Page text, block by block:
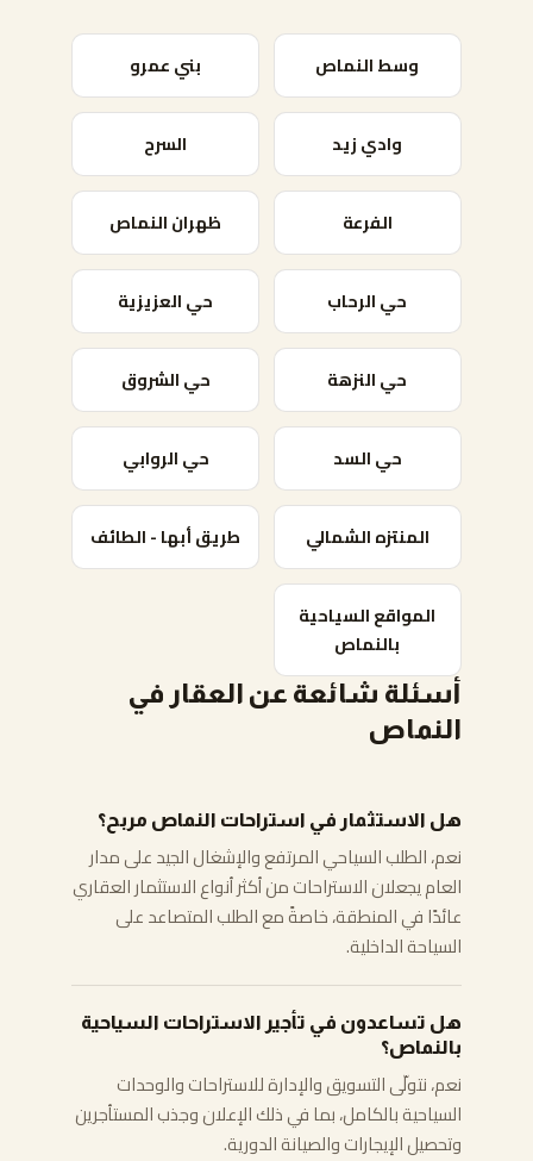
وسط النماص بني عمرو
وادي زيد السرح
الفرعة ظهران النماص
حي الرحاب حي العزيزية
حي النزهة حي الشروق
حي السد حي الروابي
المنتزه الشمالي طريق أبها - الطائف
المواقع السياحية
بالنماص
أسئلة شائعة عن العقار في
النماص
هل الاستثمار في استراحات النماص مربح؟
نعم، الطلب السياحي المرتفع والإشغال الجيد على مدار
العام يجعلان الاستراحات من أكثر أنواع الاستثمار العقاري
عائدًا في المنطقة، خاصةً مع الطلب المتصاعد على
السياحة الداخلية.
هل تساعدون في تأجير الاستراحات السياحية
بالنماص؟
نعم، نتولّى التسويق والإدارة للاستراحات والوحدات
السياحية بالكامل، بما في ذلك الإعلان وجذب المستأجرين
وتحصيل الإيجارات والصيانة الدورية.